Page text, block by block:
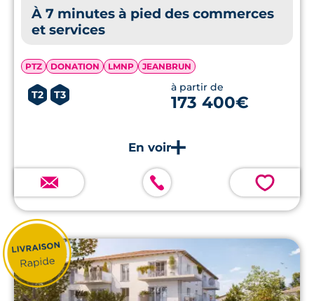
À 7 minutes à pied des commerces
et services
PTZ DONATION LMNP JEANBRUN
T2 T3
à partir de
173 400€
💗